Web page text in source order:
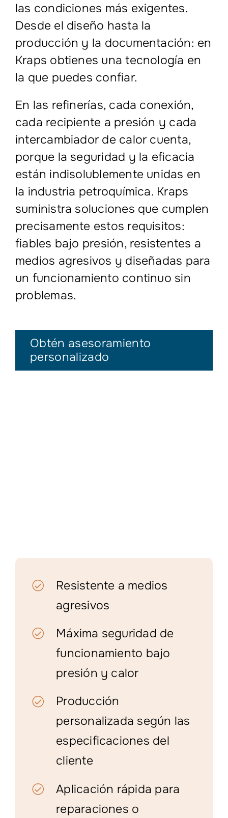
las condiciones más exigentes.
Desde el diseño hasta la
producción y la documentación: en
Kraps obtienes una tecnología en
la que puedes confiar.
En las refinerías, cada conexión,
cada recipiente a presión y cada
intercambiador de calor cuenta,
porque la seguridad y la eficacia
están indisolublemente unidas en
la industria petroquímica. Kraps
suministra soluciones que cumplen
precisamente estos requisitos:
fiables bajo presión, resistentes a
medios agresivos y diseñadas para
un funcionamiento continuo sin
problemas.
Obtén asesoramiento
personalizado
Resistente a medios
agresivos
Máxima seguridad de
funcionamiento bajo
presión y calor
Producción
personalizada según las
especificaciones del
cliente
Aplicación rápida para
reparaciones o